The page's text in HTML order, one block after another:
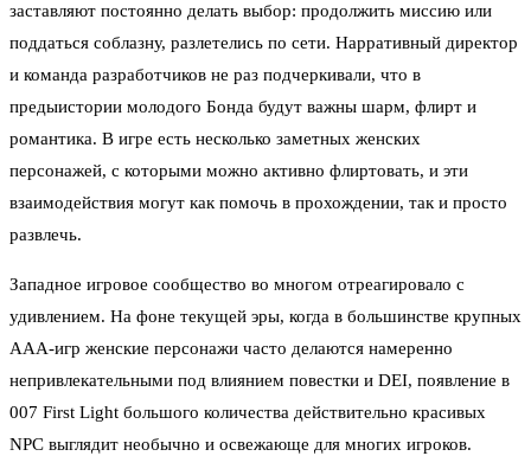
заставляют постоянно делать выбор: продолжить миссию или
поддаться соблазну, разлетелись по сети. Нарративный директор
и команда разработчиков не раз подчеркивали, что в
предыистории молодого Бонда будут важны шарм, флирт и
романтика. В игре есть несколько заметных женских
персонажей, с которыми можно активно флиртовать, и эти
взаимодействия могут как помочь в прохождении, так и просто
развлечь.
Западное игровое сообщество во многом отреагировало с
удивлением. На фоне текущей эры, когда в большинстве крупных
AAA-игр женские персонажи часто делаются намеренно
непривлекательными под влиянием повестки и DEI, появление в
007 First Light большого количества действительно красивых
NPC выглядит необычно и освежающе для многих игроков.